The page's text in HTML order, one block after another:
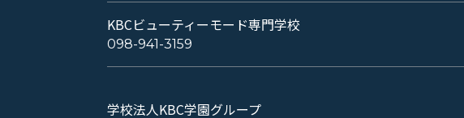
KBCビューティーモード専門学校
098-941-3159
学校法人KBC学園グループ